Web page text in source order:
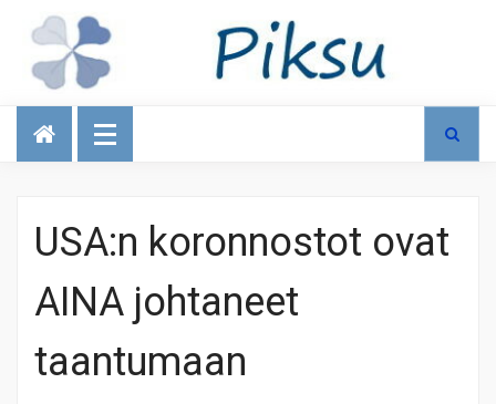
Talous
USA:n koronnostot ovat
AINA johtaneet
taantumaan